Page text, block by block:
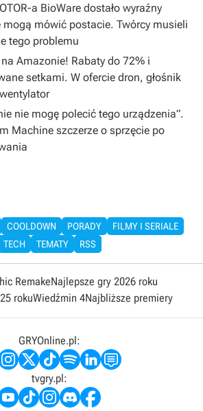
a BioWare dostało wyraźny
mogą mówić postacie. Twórcy musieli
tego problemu
Amazonie! Rabaty do 72% i
setkami. W ofercie dron, głośnik
nie mogę polecić tego urządzenia”.
Machine szczerze o sprzęcie po
COOLDOWN PORADY
FILMY I SERIALE
TECH
TEMATY RSS
RemakeNajlepsze gry 2026 roku
rokuWiedźmin 4Najbliższe premiery
GRYOnline.pl:
tvgry.pl: